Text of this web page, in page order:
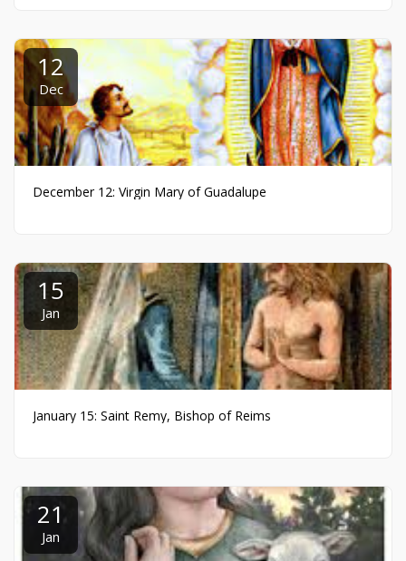
12
Dec
December 12: Virgin Mary of Guadalupe
15
Jan
January 15: Saint Remy, Bishop of Reims
21
Jan